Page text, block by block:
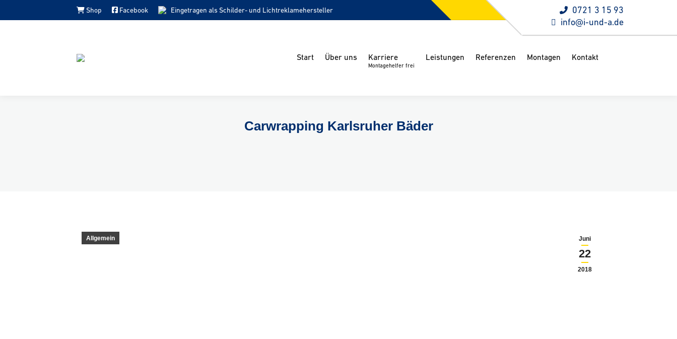
Shop Facebook Eingetragen als Schilder- und Lichtreklamehersteller
0721 3 15 93
info@i-und-a.de
Start Über uns Karriere
Montagehelfer frei
Leistungen Referenzen Montagen Kontakt
Carwrapping Karlsruher Bäder
Juni
22
2018
Allgemein